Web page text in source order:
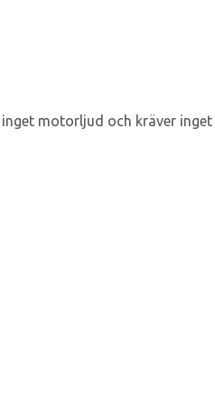
motorljud och kräver